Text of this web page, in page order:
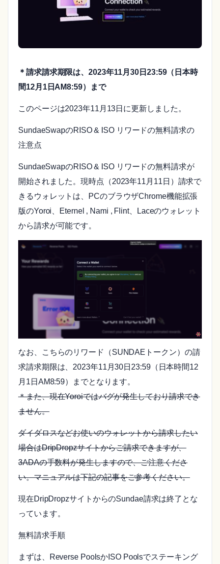
＊請求請求期限は、2023年11月30日23:59（日本時
間12月1日AM8:59）まで
このページは2023年11月13日に更新しました。
SundaeSwapのRISO & ISO リワードの無料請求の
注意点
SundaeSwapのRISO & ISO リワードの無料請求が
開始されました。現時点（2023年11月11日）請求で
きるウォレットは、PCのブラウザChrome機能拡張
版のYoroi、Eternel , Nami , Flint、Laceのウォレット
から請求が可能です。
なお、こちらのリワード（SUNDAEトークン）の請
求請求期限は、2023年11月30日23:59（日本時間12
月1日AM8:59）までとなります。
＊また、現在Yoroiではバグが発生しており請求でき
ません。
ダイダロスなどお使いのウォレットから請求したい
場合はDripDropzサイトからご請求できますが、
3ADAの手数料が発生しますので、ご注意くださ
い。マニュアルは下記の記事をご参考ください。
現在DripDropzサイトからのSundae請求は終了とな
っています。
無料請求手順
まずは、Reverse PoolsかISO Poolsでステーキング